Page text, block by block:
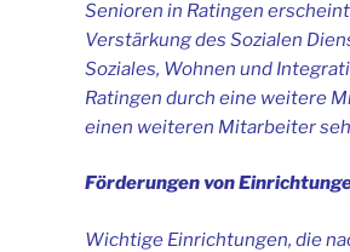
Senioren in Ratingen
Verstärkung des Sozialen
Soziales, Wohnen und
Ratingen durch eine weitere
einen weiteren Mitarbeiter
Förderungen von
Wichtige Einrichtungen, die